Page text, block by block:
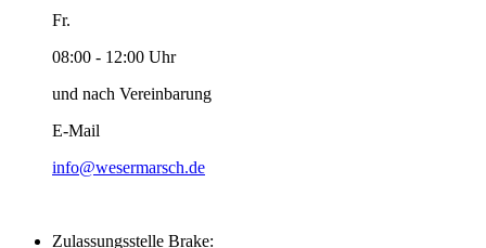
Fr.
08:00 - 12:00 Uhr
und nach Vereinbarung
E-Mail
info@wesermarsch.de
Zulassungsstelle Brake: